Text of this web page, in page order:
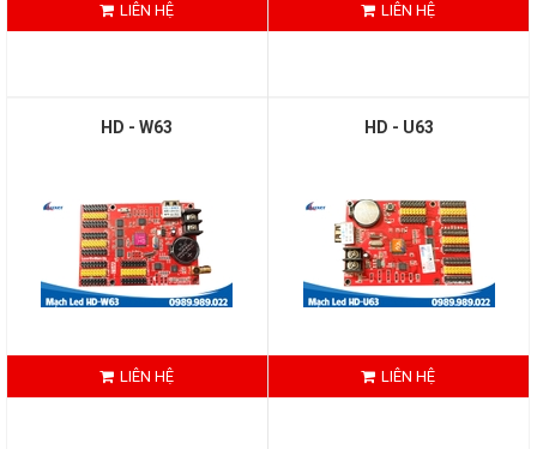
LIÊN HỆ LIÊN HỆ
HD - W63
LIÊN HỆ
HD - U63
LIÊN HỆ